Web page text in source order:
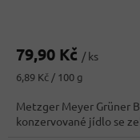
79,90 Kč / ks
Měrná
6,89 Kč / 100 g
Metzger Meyer Grüner
konzervované jídlo se